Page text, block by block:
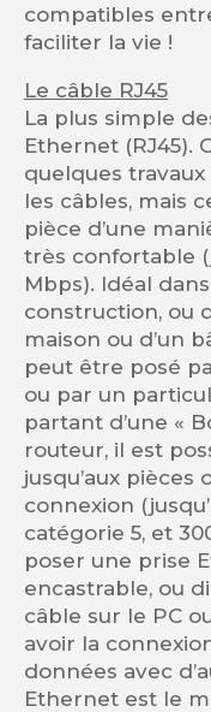
compatibles
faciliter la vie !
Le câble RJ45
La plus simple
Ethernet (RJ45).
quelques
les câbles, mais
pièce d’une
très confortable
Mbps). Idéal
construction, ou
maison ou d’un
peut être posé
ou par un
partant d’une «
routeur, il est
jusqu’aux pièces
connexion
catégorie 5, et
poser une prise
encastrable, ou
câble sur le PC
avoir la
données avec
Ethernet est le